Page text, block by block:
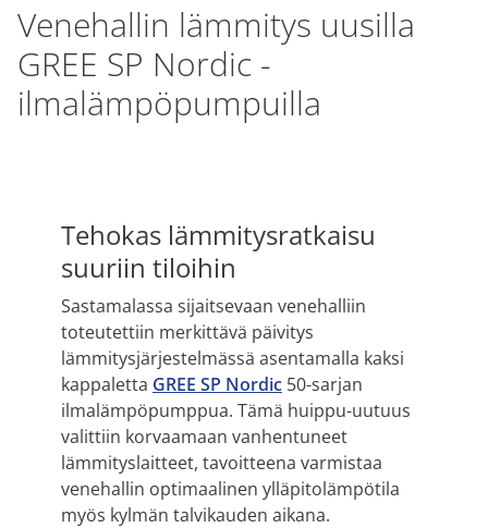
Venehallin lämmitys uusilla
GREE SP Nordic -
ilmalämpöpumpuilla
Tehokas lämmitysratkaisu
suuriin tiloihin
Sastamalassa sijaitsevaan venehalliin
toteutettiin merkittävä päivitys
lämmitysjärjestelmässä asentamalla kaksi
kappaletta GREE SP Nordic 50-sarjan
ilmalämpöpumppua. Tämä huippu-uutuus
valittiin korvaamaan vanhentuneet
lämmityslaitteet, tavoitteena varmistaa
venehallin optimaalinen ylläpitolämpötila
myös kylmän talvikauden aikana.